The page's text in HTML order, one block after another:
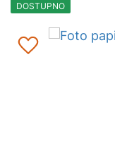
DOSTUPNO